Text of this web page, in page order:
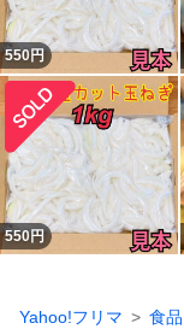
550円
550円
Yahoo!フリマ 食品